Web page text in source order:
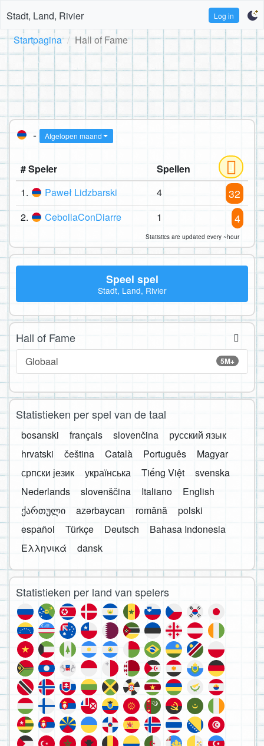
Stadt, Land, Rivier Log in
Startpagina Hall of Fame
- Afgelopen maand
# Speler
Spellen
1.
Paweł Lidzbarski 4 32
2. CebollaConDiarre 1 4
Statistics are updated every ~hour
Speel spel
Stadt, Land, Rivier
Hall of Fame
5M+
Globaal
Statistieken per spel van de taal
bosanski français slovenčina
русский язык
hrvatski
čeština Català Português
Magyar
српски језик
українська Tiếng Việt
svenska
Nederlands
slovenščina Italiano
English
ქართული
azərbaycan română
polski
español
Türkçe Deutsch
Bahasa Indonesia
Ελληνικά
dansk
Statistieken per land van spelers